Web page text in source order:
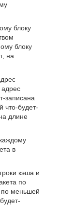
блоку
блоку
на
записана
что-будет-
длине
в
кэша и
по
по меньшей